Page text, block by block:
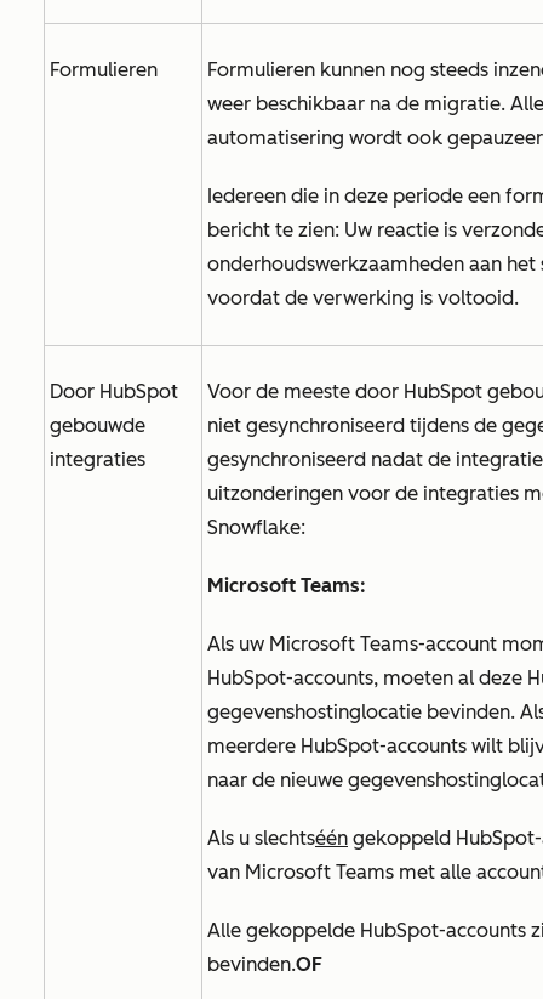
Formulieren
Formulieren kunnen nog steeds
weer beschikbaar na de migratie.
automatisering wordt ook
Iedereen die in deze periode een
bericht te zien: Uw reactie is
onderhoudswerkzaamheden aan
voordat de verwerking is voltooid.
Door HubSpot
gebouwde
integraties
Voor de meeste door HubSpot
niet gesynchroniseerd tijdens de
gesynchroniseerd nadat de
uitzonderingen voor de integraties
Snowflake:
Microsoft Teams:
Als uw Microsoft Teams-account
HubSpot-accounts, moeten al deze
gegevenshostinglocatie bevinden.
meerdere HubSpot-accounts wilt
naar de nieuwe
Als u slechtséén gekoppeld
van Microsoft Teams met alle
Alle gekoppelde HubSpot-accounts
bevinden.OF